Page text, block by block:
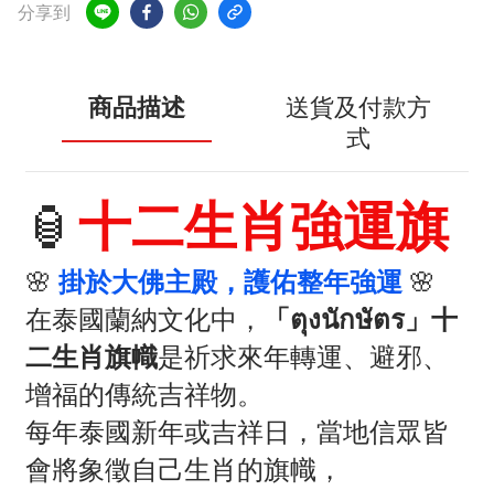
分享到
商品描述
送貨及付款方
式
🏮 十二生肖強運旗
🌸 掛於大佛主殿，護佑整年強運🌸
在泰國蘭納文化中，
「ตุงนักษัตร」十
二生肖旗幟是祈求來年轉運、避邪、
增福的傳統吉祥物。
每年泰國新年或吉祥日，當地信眾皆
會將象徵自己生肖的旗幟，